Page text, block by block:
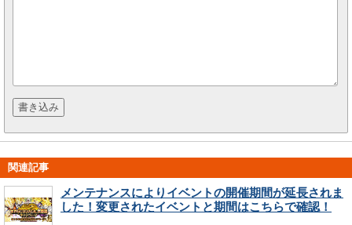
関連記事
メンテナンスによりイベントの開催期間が延長されま
した！変更されたイベントと期間はこちらで確認！